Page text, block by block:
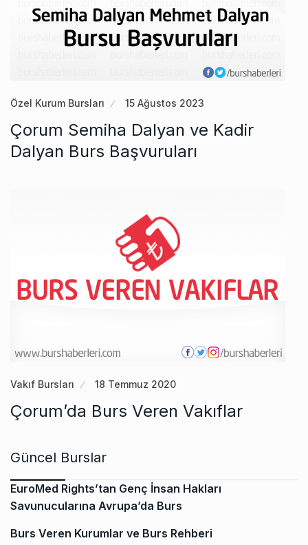
Özel Kurum Bursları 15 Ağustos 2023
Çorum Semiha Dalyan ve Kadir
Dalyan Burs Başvuruları
Vakıf Bursları 18 Temmuz 2020
Çorum’da Burs Veren Vakıflar
Güncel Burslar
EuroMed Rights’tan Genç İnsan Hakları
Savunucularına Avrupa’da Burs
Burs Veren Kurumlar ve Burs Rehberi